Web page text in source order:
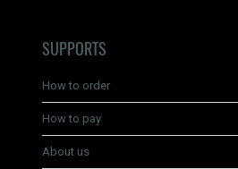
SUPPORTS
How to order
How to pay
About us